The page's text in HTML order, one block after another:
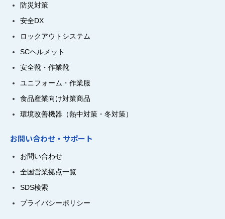
防災対策
安全DX
ロックアウトシステム
SCヘルメット
安全靴・作業靴
ユニフォーム・作業服
食品産業向け対策商品
環境改善機器（熱中対策・冬対策）
お問い合わせ・サポート
お問い合わせ
全国営業拠点一覧
SDS検索
プライバシーポリシー